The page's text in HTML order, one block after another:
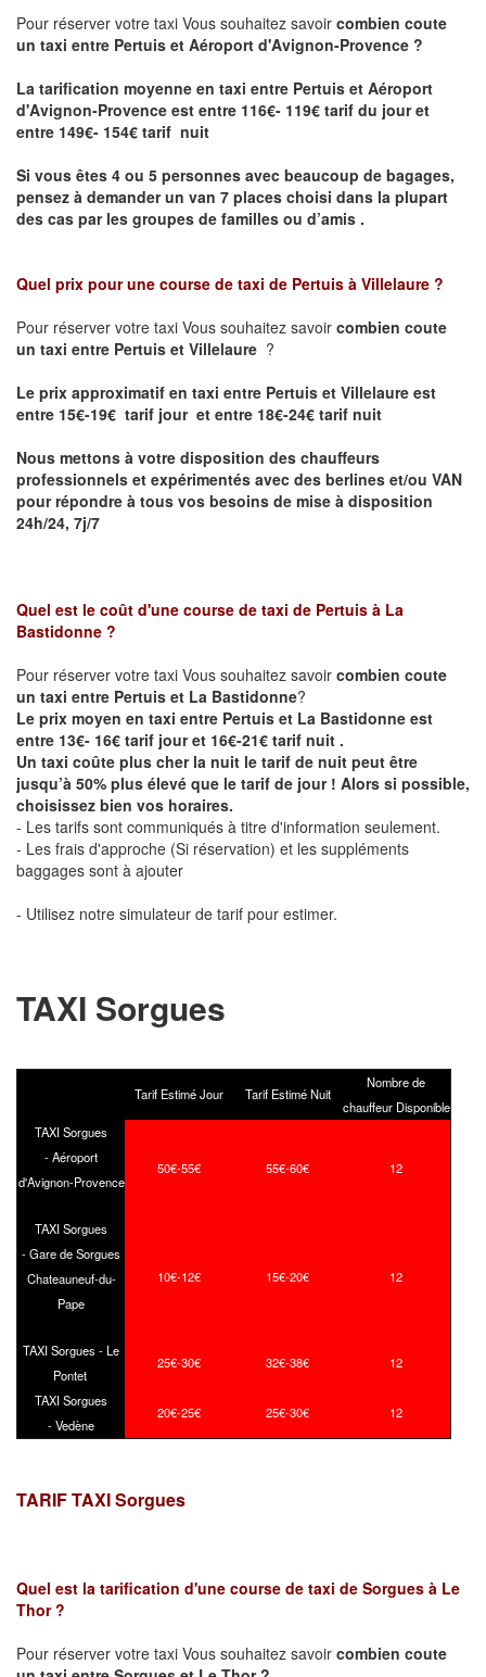
Pour réserver votre taxi Vous souhaitez savoir combien coute
un taxi entre Pertuis et Aéroport d'Avignon-Provence ?
La tarification moyenne en taxi entre Pertuis et Aéroport
d'Avignon-Provence est entre 116€- 119€ tarif du jour et
entre 149€- 154€ tarif nuit
Si vous êtes 4 ou 5 personnes avec beaucoup de bagages,
pensez à demander un van 7 places choisi dans la plupart
des cas par les groupes de familles ou d’amis .
Quel prix pour une course de taxi de Pertuis à Villelaure ?
Pour réserver votre taxi Vous souhaitez savoir combien coute
un taxi entre Pertuis et Villelaure ?
Le prix approximatif en taxi entre Pertuis et Villelaure est
entre 15€-19€ tarif jour et entre 18€-24€ tarif nuit
Nous mettons à votre disposition des chauffeurs
professionnels et expérimentés avec des berlines et/ou VAN
pour répondre à tous vos besoins de mise à disposition
24h/24, 7j/7
Quel est le coût d'une course de taxi de Pertuis à La
Bastidonne ?
Pour réserver votre taxi Vous souhaitez savoir combien coute
un taxi entre Pertuis et La Bastidonne?
Le prix moyen en taxi entre Pertuis et La Bastidonne est
entre 13€- 16€ tarif jour et 16€-21€ tarif nuit .
Un taxi coûte plus cher la nuit le tarif de nuit peut être
jusqu’à 50% plus élevé que le tarif de jour ! Alors si possible,
choisissez bien vos horaires.
- Les tarifs sont communiqués à titre d'information seulement.
- Les frais d'approche (Si réservation) et les suppléments
baggages sont à ajouter
- Utilisez notre simulateur de tarif pour estimer.
TAXI Sorgues
Tarif Estimé Jour Tarif Estimé Nuit
Nombre de
chauffeur Disponible
TAXI Sorgues
- Aéroport
d'Avignon-Provence
50€-55€ 55€-60€ 12
TAXI Sorgues
- Gare de Sorgues
Chateauneuf-du-
Pape
10€-12€ 15€-20€ 12
TAXI Sorgues - Le
Pontet
25€-30€ 32€-38€ 12
TAXI Sorgues
- Vedène
20€-25€ 25€-30€ 12
TARIF TAXI Sorgues
Quel est la tarification d'une course de taxi de Sorgues à Le
Thor ?
Pour réserver votre taxi Vous souhaitez savoir combien coute